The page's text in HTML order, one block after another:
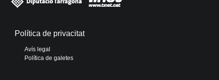
Política de privacitat
Avís legal
Política de galetes